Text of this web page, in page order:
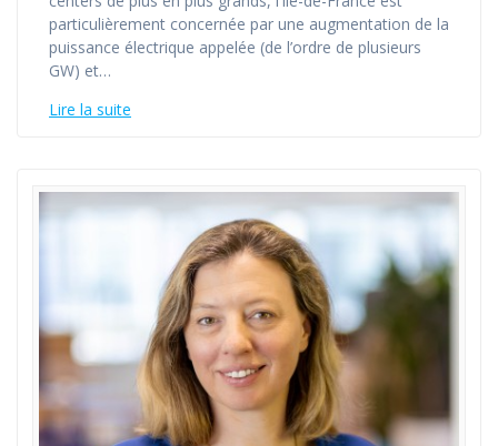
particulièrement concernée par une augmentation de la
puissance électrique appelée (de l’ordre de plusieurs
GW) et…
Lire la suite